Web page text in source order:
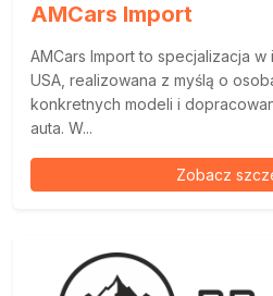
AMCars Import
AMCars Import to specjalizacja
USA, realizowana z myślą o
konkretnych modeli i
auta. W...
Zobacz